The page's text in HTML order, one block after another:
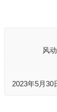
风
2023年5月30